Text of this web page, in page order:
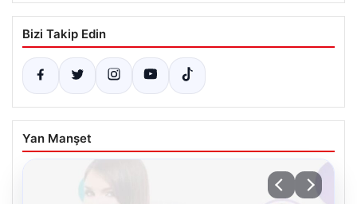
Bizi Takip Edin
Yan Manşet